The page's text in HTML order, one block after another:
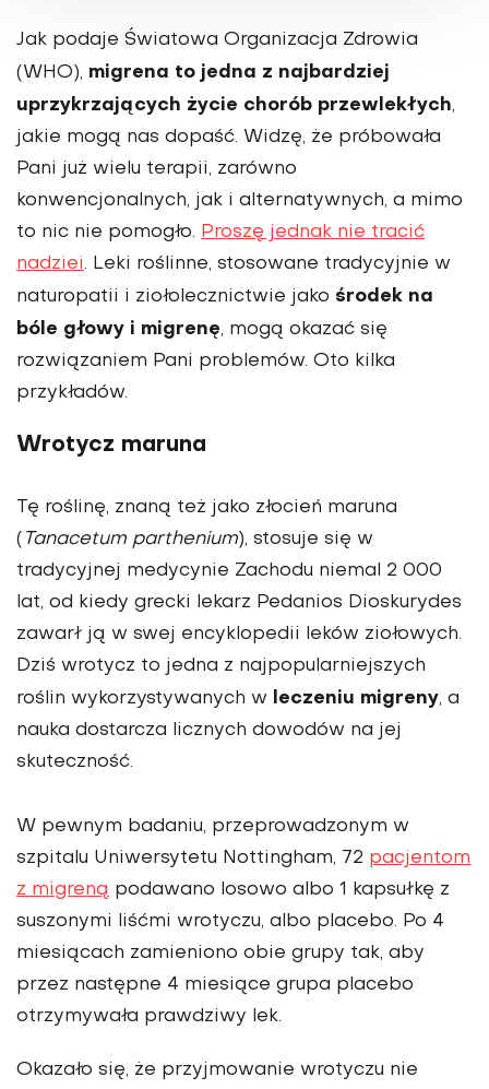
Jak podaje Światowa Organizacja Zdrowia
(WHO), migrena to jedna z najbardziej
uprzykrzających życie chorób przewlekłych,
jakie mogą nas dopaść. Widzę, że próbowała
Pani już wielu terapii, zarówno
konwencjonalnych, jak i alternatywnych, a mimo
to nic nie pomogło. Proszę jednak nie tracić
nadziei. Leki roślinne, stosowane tradycyjnie w
naturopatii i ziołolecznictwie jako środek na
bóle głowy i migrenę, mogą okazać się
rozwiązaniem Pani problemów. Oto kilka
przykładów.
Wrotycz maruna
Tę roślinę, znaną też jako złocień maruna
( Tanacetum parthenium), stosuje się w
tradycyjnej medycynie Zachodu niemal 2 000
lat, od kiedy grecki lekarz Pedanios Dioskurydes
zawarł ją w swej encyklopedii leków ziołowych.
Dziś wrotycz to jedna z najpopularniejszych
roślin wykorzystywanych w
leczeniu migreny, a
nauka dostarcza licznych dowodów na jej
skuteczność.
W pewnym badaniu, przeprowadzonym w
szpitalu Uniwersytetu Nottingham, 72 pacjentom
z migreną podawano losowo albo 1 kapsułkę z
suszonymi liśćmi wrotyczu, albo placebo. Po 4
miesiącach zamieniono obie grupy tak, aby
przez następne 4 miesiące grupa placebo
otrzymywała prawdziwy lek.
Okazało się, że przyjmowanie wrotyczu nie